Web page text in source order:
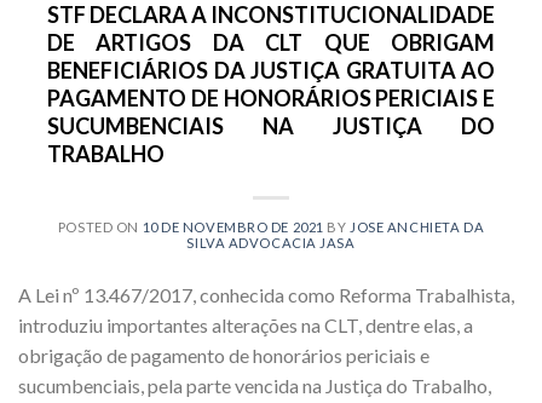
STF DECLARA A INCONSTITUCIONALIDADE
DE ARTIGOS DA CLT QUE OBRIGAM
BENEFICIÁRIOS DA JUSTIÇA GRATUITA AO
PAGAMENTO DE HONORÁRIOS PERICIAIS E
SUCUMBENCIAIS NA JUSTIÇA DO
TRABALHO
POSTED ON 10 DE NOVEMBRO DE 2021 BY JOSE ANCHIETA DA
SILVA ADVOCACIA JASA
A Lei nº 13.467/2017, conhecida como Reforma Trabalhista,
introduziu importantes alterações na CLT, dentre elas, a
obrigação de pagamento de honorários periciais e
sucumbenciais, pela parte vencida na Justiça do Trabalho,